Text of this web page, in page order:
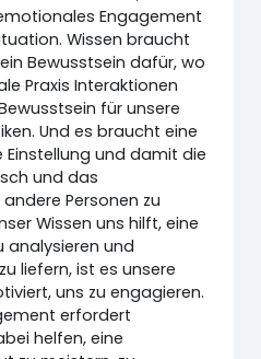
Engagement
Wissen braucht
Bewusstsein dafür, wo
Praxis Interaktionen
für unsere
Und es braucht eine
und damit die
und das
Personen zu
Wissen uns hilft, eine
analysieren und
liefern, ist es unsere
uns zu engagieren.
erfordert
helfen, eine